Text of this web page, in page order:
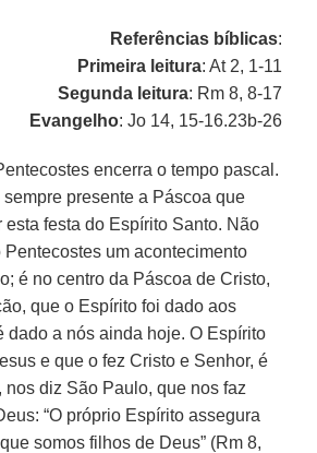
Referências bíblicas:
Primeira leitura: At 2, 1-11
Segunda leitura: Rm 8, 8-17
Evangelho: Jo 14, 15-16.23b-26
encerra o tempo pascal.
sempre presente a Páscoa que
esta festa do Espírito Santo. Não
Pentecostes um acontecimento
é no centro da Páscoa de Cristo,
que o Espírito foi dado aos
dado a nós ainda hoje. O Espírito
e que o fez Cristo e Senhor, é
nos diz São Paulo, que nos faz
“O próprio Espírito assegura
somos filhos de Deus” (Rm 8,